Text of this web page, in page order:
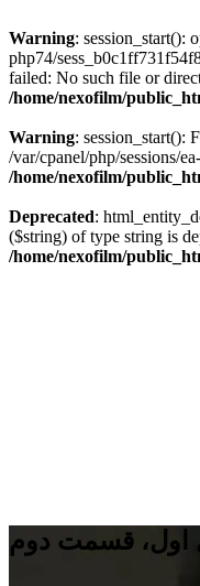
Warning: session_start():
php74/
failed: No such file or
/home/nexofilm/
Warning: session_start():
/var/cpanel/php/sessions/
/home/nexofilm/
Deprecated:
($string) of type string is
/home/nexofilm/
اول، قسمت دوم